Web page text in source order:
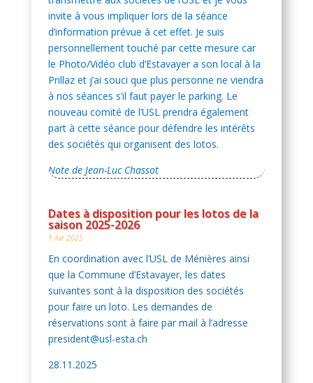
invite à vous impliquer lors de la séance
d’information prévue à cet effet. Je suis
personnellement touché par cette mesure car
le Photo/Vidéo club d’Estavayer a son local à la
Prillaz et j’ai souci que plus personne ne viendra
à nos séances s’il faut payer le parking. Le
nouveau comité de l’USL prendra également
part à cette séance pour défendre les intérêts
des sociétés qui organisent des lotos.
Note de Jean-Luc Chassot
Dates à disposition pour les lotos de la
saison 2025-2026
1 Avr 2025
En coordination avec l’USL de Ménières ainsi
que la Commune d’Estavayer, les dates
suivantes sont à la disposition des sociétés
pour faire un loto. Les demandes de
réservations sont à faire par mail à l’adresse
president@usl-esta.ch
28.11.2025